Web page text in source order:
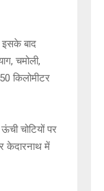
इसके बाद
चमोली,
किलोमीटर
चोटियों पर
केदारनाथ में